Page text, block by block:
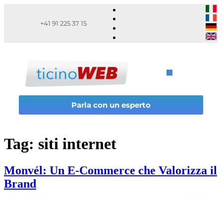
+41 91 225 37 15
Parla con un esperto
Tag: siti internet
Monvél: Un E-Commerce che Valorizza il
Brand